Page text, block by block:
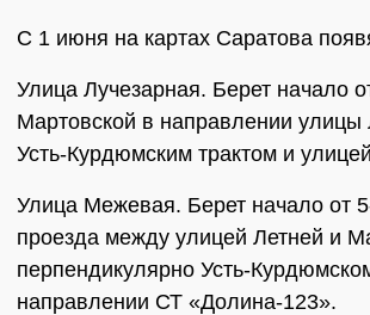
С 1 июня на картах Саратова
Улица Лучезарная. Берет начало
Мартовской в направлении
Усть-Курдюмским трактом и
Улица Межевая. Берет начало от
проезда между улицей Летней и
перпендикулярно Усть-
направлении СТ «Долина-123».